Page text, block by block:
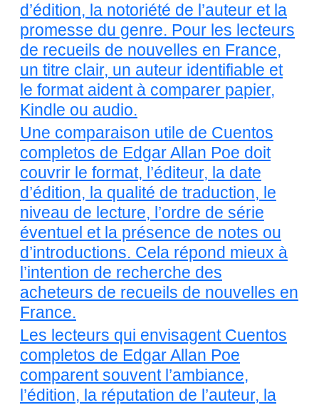
d’édition, la notoriété de l’auteur et la
promesse du genre. Pour les lecteurs
de recueils de nouvelles en France,
un titre clair, un auteur identifiable et
le format aident à comparer papier,
Kindle ou audio.
Une comparaison utile de Cuentos
completos de Edgar Allan Poe doit
couvrir le format, l’éditeur, la date
d’édition, la qualité de traduction, le
niveau de lecture, l’ordre de série
éventuel et la présence de notes ou
d’introductions. Cela répond mieux à
l’intention de recherche des
acheteurs de recueils de nouvelles en
France.
Les lecteurs qui envisagent Cuentos
completos de Edgar Allan Poe
comparent souvent l’ambiance,
l’édition, la réputation de l’auteur, la